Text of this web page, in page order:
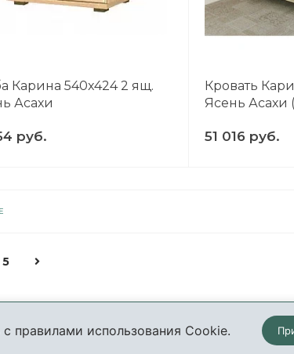
Карина 540x424 2 ящ.
Асахи
руб.
Кровать
Ясень Асахи
51 016 руб.
5
правилами использования Cookie.